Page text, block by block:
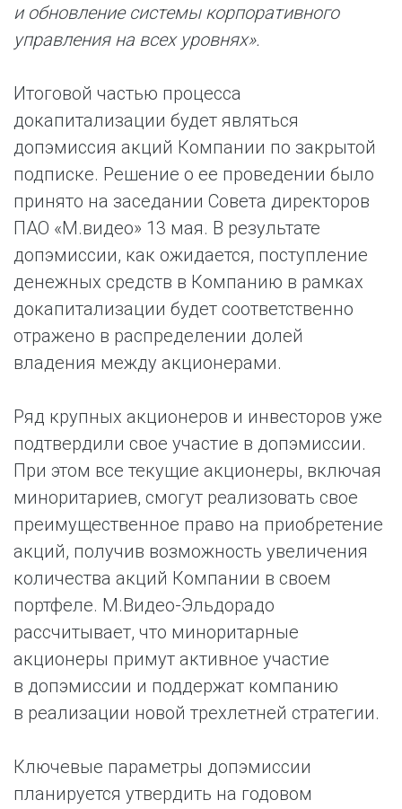
и обновление системы корпоративного
управления на всех уровнях».
Итоговой частью процесса
докапитализации будет являться
допэмиссия акций Компании по закрытой
подписке. Решение о ее проведении было
принято на заседании Совета директоров
ПАО «М.видео» 13 мая. В результате
допэмиссии, как ожидается, поступление
денежных средств в Компанию в рамках
докапитализации будет соответственно
отражено в распределении долей
владения между акционерами.
Ряд крупных акционеров и инвесторов уже
подтвердили свое участие в допэмиссии.
При этом все текущие акционеры, включая
миноритариев, смогут реализовать свое
преимущественное право на приобретение
акций, получив возможность увеличения
количества акций Компании в своем
портфеле. М.Видео-Эльдорадо
рассчитывает, что миноритарные
акционеры примут активное участие
в допэмиссии и поддержат компанию
в реализации новой трехлетней стратегии.
Ключевые параметры допэмиссии
планируется утвердить на годовом